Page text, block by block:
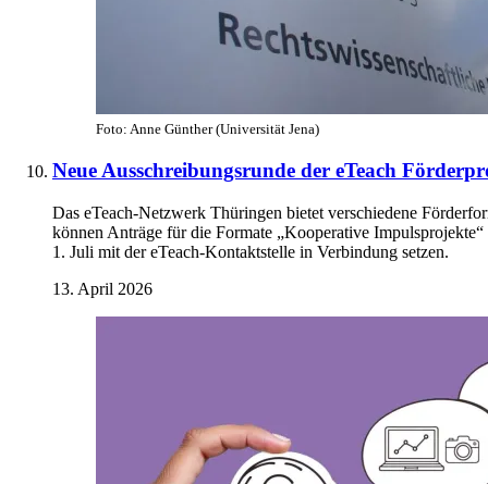
Foto: Anne Günther (Universität Jena)
Neue Ausschreibungsrunde der eTeach
Das eTeach-Netzwerk Thüringen bietet verschiedene
können Anträge für die Formate „Kooperative
1. Juli mit der eTeach-Kontaktstelle in Verbindung setzen.
13. April 2026